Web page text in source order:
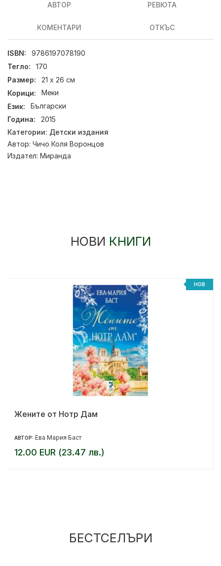
АВТОР РЕВЮТА
КОМЕНТАРИ ОТКЪС
ISBN:
9786197078190
Тегло:
170
Размер:
21 х 26 см
Корици:
Меки
Език:
Български
Година:
2015
Категории: Детски издания
Автор: Чичо Коля Воронцов
Издател: Миранда
НОВИ КНИГИ
НОВ
Жените от Нотр Дам
АВТОР: Ева Мария Баст
12.00 EUR (23.47 лв.)
БЕСТСЕЛЪРИ